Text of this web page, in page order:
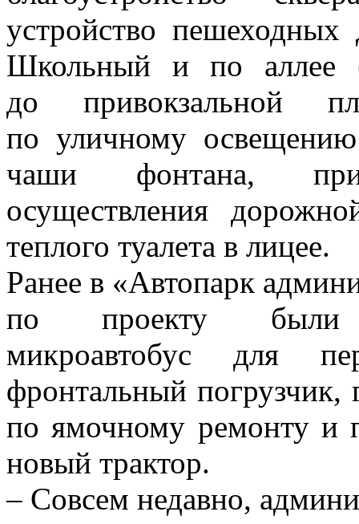
устройство
Школьный и по аллее
до привокзальной
по уличному
чаши фонтана,
осуществления
теплого туалета в лицее.
Ранее в «Автопарк
по проекту были
микроавтобус для
фронтальный
по ямочному ремонту и
новый трактор.
– Совсем недавно,